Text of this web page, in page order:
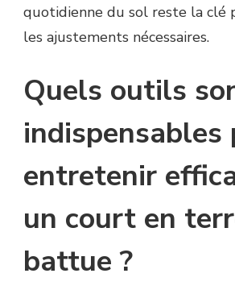
quotidienne du sol reste la clé
les ajustements nécessaires.
Quels outils
indispensables
entretenir
un court en
battue ?